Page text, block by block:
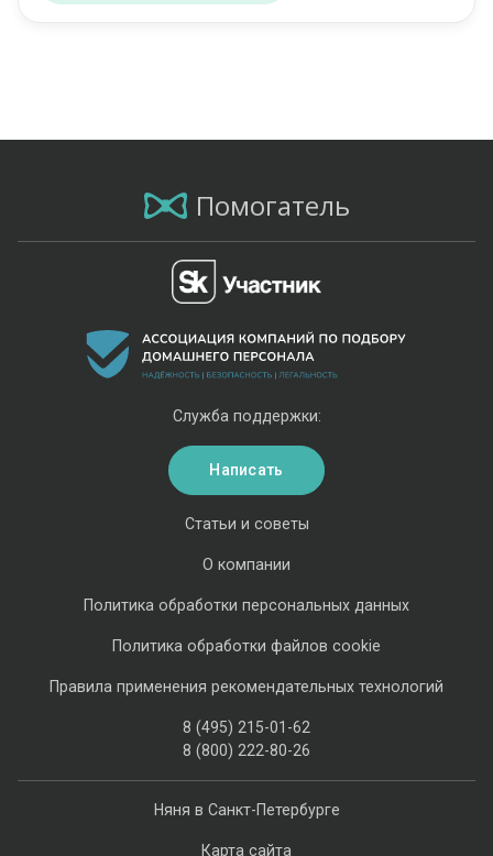
Помогатель
Няня в Санкт-Петербурге
Карта сайта
Статьи и советы
О компании
Политика обработки персональных данных
Политика обработки файлов cookie
Правила применения рекомендательных технологий
8 (495) 215-01-62
8 (800) 222-80-26
Служба поддержки:
Написать